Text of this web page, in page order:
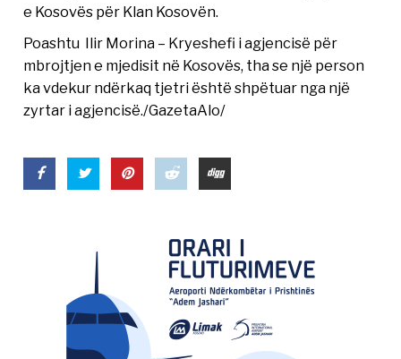
e Kosovës për Klan Kosovën.
Poashtu Ilir Morina – Kryeshefi i agjencisë për
mbrojtjen e mjedisit në Kosovës, tha se një person
ka vdekur ndërkaq tjetri është shpëtuar nga një
zyrtar i agjencisë./GazetaAlo/